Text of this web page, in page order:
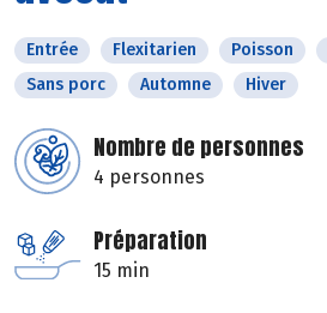
Entrée Flexitarien Poisson
Sans porc
Automne Hiver
Nombre de personnes
4 personnes
Préparation
15 min